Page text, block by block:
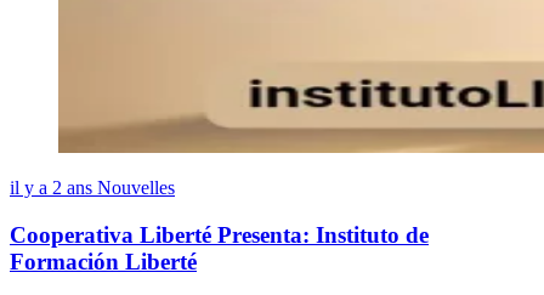
il y a 2 ans Nouvelles
Cooperativa Liberté Presenta: Instituto de
Formación Liberté